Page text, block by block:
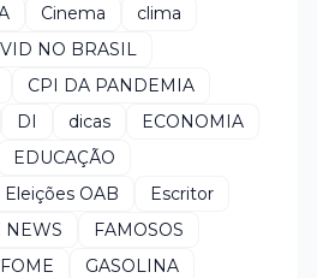
Cinema
clima
NO BRASIL
CPI DA PANDEMIA
DI dicas
ECONOMIA
EDUCAÇÃO
Eleições OAB
Escritor
NEWS
FAMOSOS
FOME
GASOLINA